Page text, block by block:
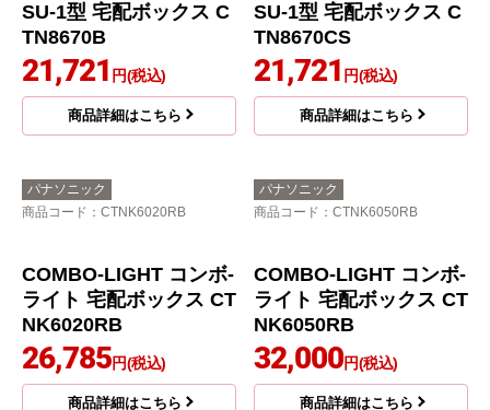
商品詳細はこちら 商品詳細はこちら
パナソニック
商品コード：CTN8670B
埋め込み施工用ポール T
SU-1型 宅配ボックス C
TN8670B
21,721 円(税込)
商品詳細はこちら
パナソニック
商品コード：CTN8670CS
埋め込み施工用ポール T
SU-1型 宅配ボックス C
TN8670CS
21,721 円(税込)
商品詳細はこちら
パナソニック
商品コード：CTNK6020RB
パナソニック
商品コード：CTNK6050RB